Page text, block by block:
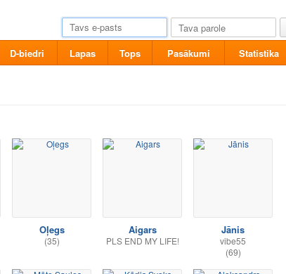
D-biedri Lapas Tops Pasākumi Statistika
Oļegs
(35)
Aigars
PLS END MY LIFE!
Jānis
vibe55
(69)